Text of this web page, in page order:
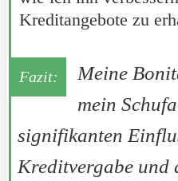
Kreditangebote zu
Meine
mein
signifikanten
Kreditvergabe und